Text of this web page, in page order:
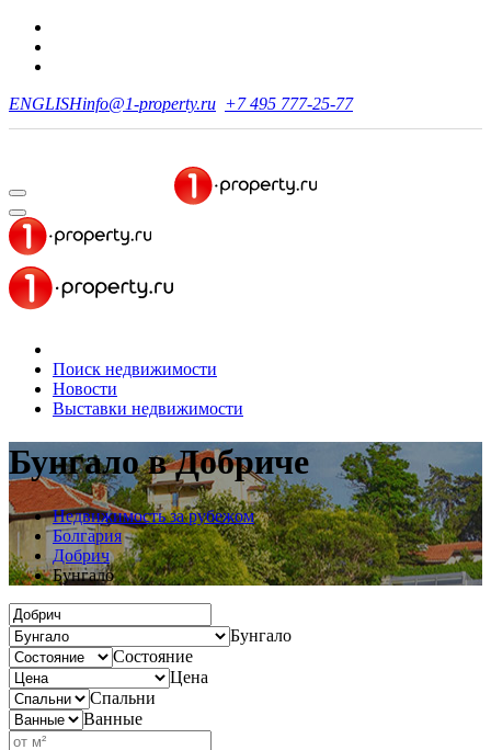
ENGLISHinfo@1-property.ru +7 495 777-25-77
Поиск недвижимости
Новости
Выставки недвижимости
Бунгалов Добриче
Недвижимость за рубежом
Болгария
Добрич
Бунгало
Бунгало
Состояние
Цена
Спальни
Ванные